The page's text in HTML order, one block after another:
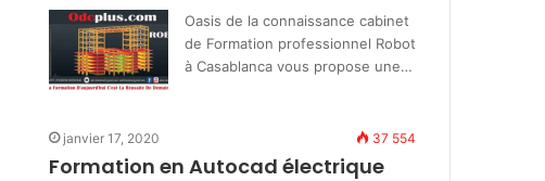
Oasis de la connaissance cabinet
de Formation professionnel Robot
à Casablanca vous propose une…
janvier 17, 2020 37 554
Formation en Autocad électrique